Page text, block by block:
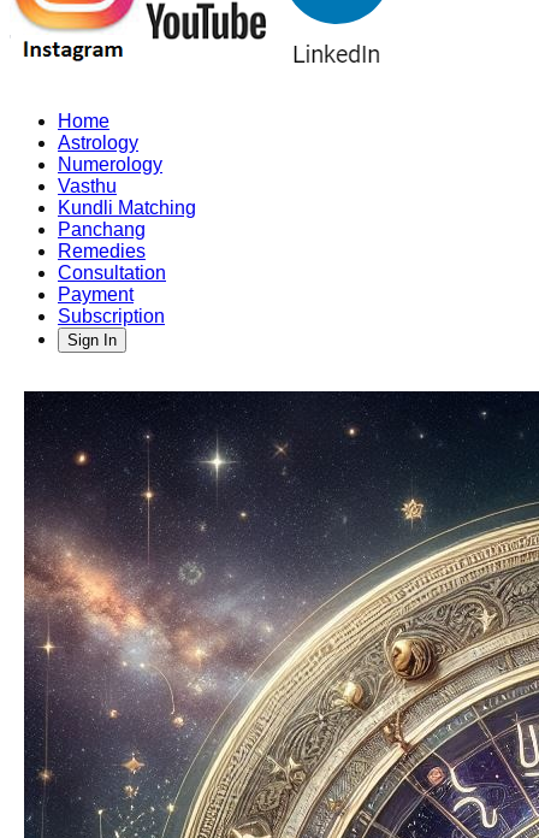
Home
Astrology
Numerology
Vasthu
Kundli Matching
Panchang
Remedies
Consultation
Payment
Subscription
Sign In